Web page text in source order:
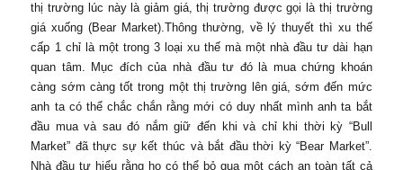
thị trường lúc này là giảm giá, thị trường được gọi là thị trường
giá xuống (Bear Market).Thông thường, về lý thuyết thì xu thế
cấp 1 chỉ là một trong 3 loại xu thế mà một nhà đầu tư dài hạn
quan tâm. Mục đích của nhà đầu tư đó là mua chứng khoán
càng sớm càng tốt trong một thị trường lên giá, sớm đến mức
anh ta có thể chắc chắn rằng mới có duy nhất mình anh ta bắt
đầu mua và sau đó nắm giữ đến khi và chỉ khi thời kỳ “Bull
Market” đã thực sự kết thúc và bắt đầu thời kỳ “Bear Market”.
Nhà đầu tư hiểu rằng họ có thể bỏ qua một cách an toàn tất cả